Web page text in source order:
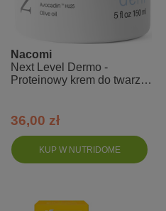
KUP W NUTRIDOME
Nacomi
Next Level Dermo -
Proteinowy krem do twarzy i
36,00 zł